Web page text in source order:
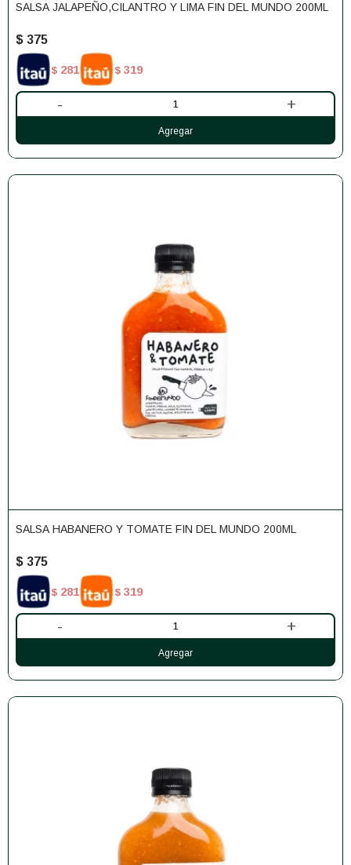
SALSA JALAPEÑO,CILANTRO Y LIMA FIN DEL MUNDO 200ML
$ 375
$ 281 $ 319
- +
SALSA HABANERO Y TOMATE FIN DEL MUNDO 200ML
$ 375
$ 281 $ 319
- +